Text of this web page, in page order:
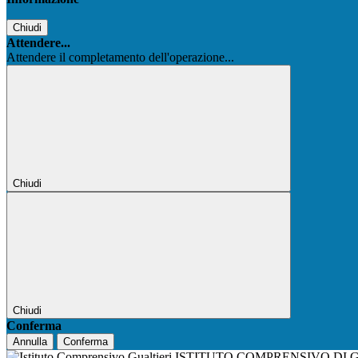
Chiudi
Attendere...
Attendere il completamento dell'operazione...
Chiudi
Chiudi
Conferma
Annulla Conferma